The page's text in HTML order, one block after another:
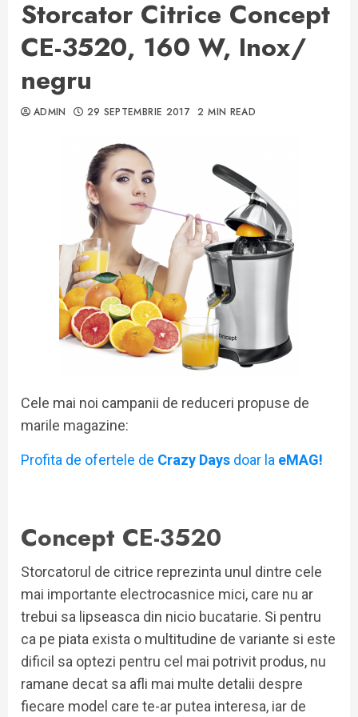
Storcator Citrice Concept
CE-3520, 160 W, Inox/
negru
ADMIN 29 SEPTEMBRIE 2017 2 MIN READ
Cele mai noi campanii de reduceri propuse de
marile magazine:
Profita de ofertele de Crazy Days doar la eMAG!
Concept CE-3520
Storcatorul de citrice reprezinta unul dintre cele
mai importante electrocasnice mici, care nu ar
trebui sa lipseasca din nicio bucatarie. Si pentru
ca pe piata exista o multitudine de variante si este
dificil sa optezi pentru cel mai potrivit produs, nu
ramane decat sa afli mai multe detalii despre
fiecare model care te-ar putea interesa, iar de